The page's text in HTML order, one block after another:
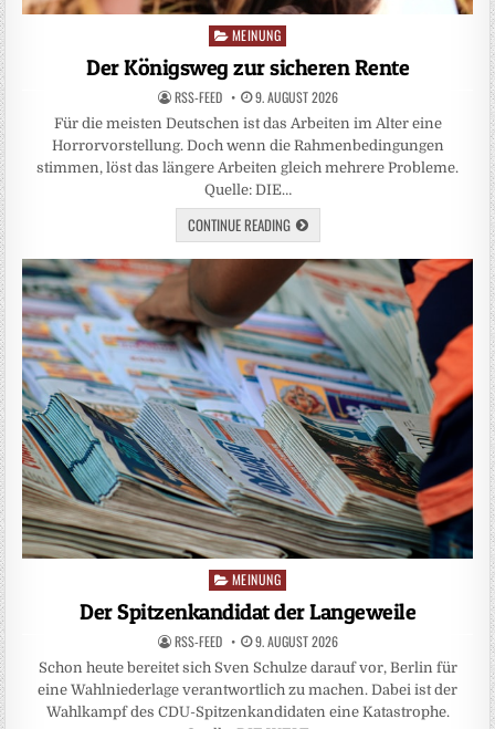
PostedMEINUNG
Der Königsweg zur sicheren Rente
RSS-FEED 9. AUGUST 2026
Für die meisten Deutschen ist das Arbeiten im Alter eine
Horrorvorstellung. Doch wenn die Rahmenbedingungen
stimmen, löst das längere Arbeiten gleich mehrere Probleme.
Quelle: DIE…
CONTINUE READING
PostedMEINUNG
Der Spitzenkandidat der Langeweile
RSS-FEED 9. AUGUST 2026
Schon heute bereitet sich Sven Schulze darauf vor, Berlin für
eine Wahlniederlage verantwortlich zu machen. Dabei ist der
Wahlkampf des CDU-Spitzenkandidaten eine Katastrophe.